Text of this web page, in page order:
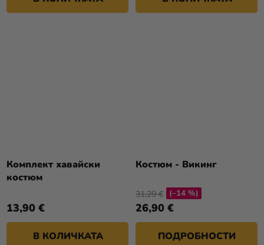
Комплект хавайски
костюм
13,90 €
В КОЛИЧКАТА
Костюм - Викинг
26,90 €
31,29 € (–14 %)
ПОДРОБНОСТИ